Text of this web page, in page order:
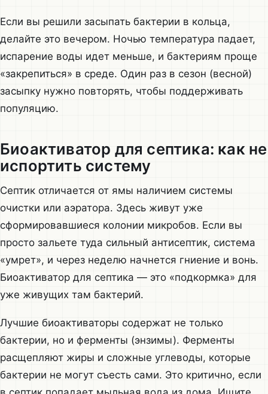
Если вы решили засыпать бактерии в кольца,
делайте это вечером. Ночью температура падает,
испарение воды идет меньше, и бактериям проще
«закрепиться» в среде. Один раз в сезон (весной)
засыпку нужно повторять, чтобы поддерживать
популяцию.
Биоактиватор для септика: как не
испортить систему
Септик отличается от ямы наличием системы
очистки или аэратора. Здесь живут уже
сформировавшиеся колонии микробов. Если вы
просто зальете туда сильный антисептик, система
«умрет», и через неделю начнется гниение и вонь.
Биоактиватор для септика — это «подкормка» для
уже живущих там бактерий.
Лучшие биоактиваторы содержат не только
бактерии, но и ферменты (энзимы). Ферменты
расщепляют жиры и сложные углеводы, которые
бактерии не могут съесть сами. Это критично, если